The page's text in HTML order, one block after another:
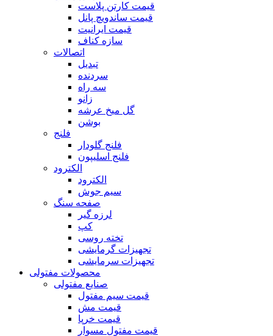
قیمت کارتن پلاست
قیمت ساندویچ پانل
قیمت ایرانیت
سازه کناف
اتصالات
تبدیل
سردنده
سه راه
زانو
گل میخ عرشه
بوشن
فلنج
فلنج گلودار
فلنج اسلیپون
الکترود
الکترود
سیم جوش
صفحه سنگ
لرزه گیر
کپ
تخته روسی
تجهیزات گرمایشی
تجهیزات سرمایشی
محصولات مفتولی
صنایع مفتولی
قیمت سیم مفتول
قیمت مش
قیمت خرپا
قیمت مفتول مسوار